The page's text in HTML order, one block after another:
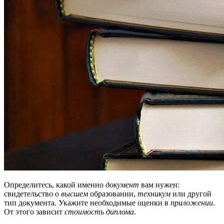
Определитесь, какой именно документ вам нужен:
свидетельство о высшем образовании, техникум или другой
тип документа. Укажите необходимые оценки в приложении.
От этого зависит стоимость диплома.